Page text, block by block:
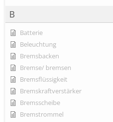
B
Batterie
Beleuchtung
Bremsbacken
Bremse/ bremsen
Bremsflüssigkeit
Bremskraftverstärker
Bremsscheibe
Bremstrommel